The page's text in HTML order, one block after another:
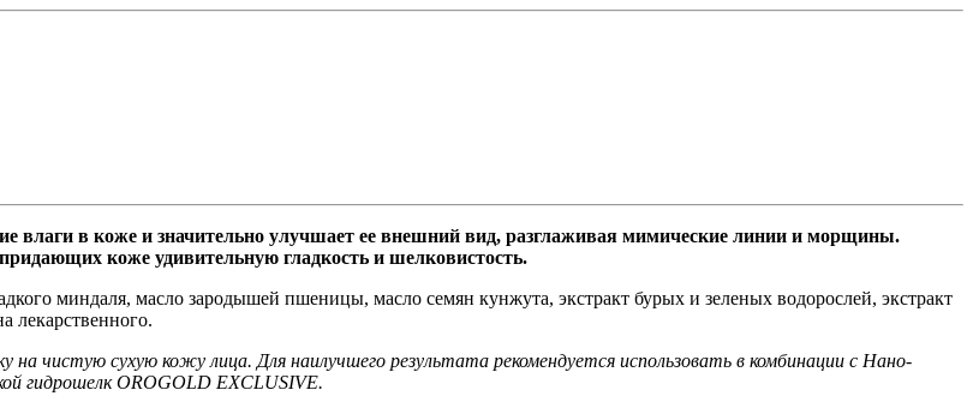
влаги в коже и значительно улучшает ее внешний вид, разглаживая мимические линии и морщины.
коже удивительную гладкость и шелковистость.
миндаля, масло зародышей пшеницы, масло семян кунжута, экстракт бурых и зеленых водорослей, экстракт
лекарственного.
чистую сухую кожу лица. Для наилучшего результата рекомендуется использовать в комбинации с Нано-
гидрошелк OROGOLD EXCLUSIVE.